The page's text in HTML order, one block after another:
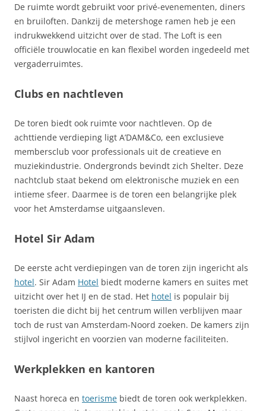
De ruimte wordt gebruikt voor privé-evenementen, diners
en bruiloften. Dankzij de metershoge ramen heb je een
indrukwekkend uitzicht over de stad. The Loft is een
officiële trouwlocatie en kan flexibel worden ingedeeld met
vergaderruimtes.
Clubs en nachtleven
De toren biedt ook ruimte voor nachtleven. Op de
achttiende verdieping ligt A’DAM&Co, een exclusieve
membersclub voor professionals uit de creatieve en
muziekindustrie. Ondergronds bevindt zich Shelter. Deze
nachtclub staat bekend om elektronische muziek en een
intieme sfeer. Daarmee is de toren een belangrijke plek
voor het Amsterdamse uitgaansleven.
Hotel Sir Adam
De eerste acht verdiepingen van de toren zijn ingericht als
hotel. Sir Adam Hotel biedt moderne kamers en suites met
uitzicht over het IJ en de stad. Het hotel is populair bij
toeristen die dicht bij het centrum willen verblijven maar
toch de rust van Amsterdam-Noord zoeken. De kamers zijn
stijlvol ingericht en voorzien van moderne faciliteiten.
Werkplekken en kantoren
Naast horeca en toerisme biedt de toren ook werkplekken.